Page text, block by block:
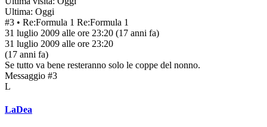
Ultima: Oggi
#3 • Re:Formula 1 Re:Formula 1
31 luglio 2009 alle ore 23:20 (17 anni fa)
31 luglio 2009 alle ore 23:20
(17 anni fa)
Se tutto va bene resteranno solo le coppe del nonno.
Messaggio #3
L
LaDea